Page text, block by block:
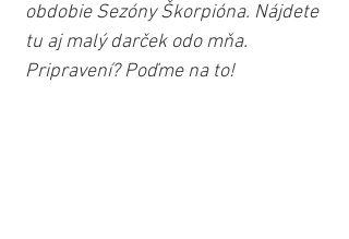
obdobie Sezóny Škorpióna. Nájdete
tu aj malý darček odo mňa.
Pripravení? Poďme na to!